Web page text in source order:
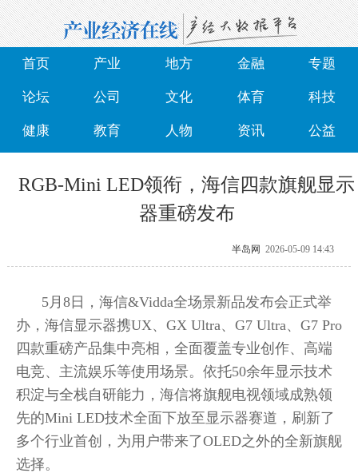
首页 产业 地方 金融 专题
论坛 公司 文化 体育 科技
健康 教育 人物 资讯 公益
RGB-Mini LED领衔，海信四款旗舰显示
器重磅发布
半岛网 2026-05-09 14:43
5月8日，海信&Vidda全场景新品发布会正式举
办，海信显示器携UX、GX Ultra、G7 Ultra、G7 Pro
四款重磅产品集中亮相，全面覆盖专业创作、高端
电竞、主流娱乐等使用场景。依托50余年显示技术
积淀与全栈自研能力，海信将旗舰电视领域成熟领
先的Mini LED技术全面下放至显示器赛道，刷新了
多个行业首创，为用户带来了OLED之外的全新旗舰
选择。